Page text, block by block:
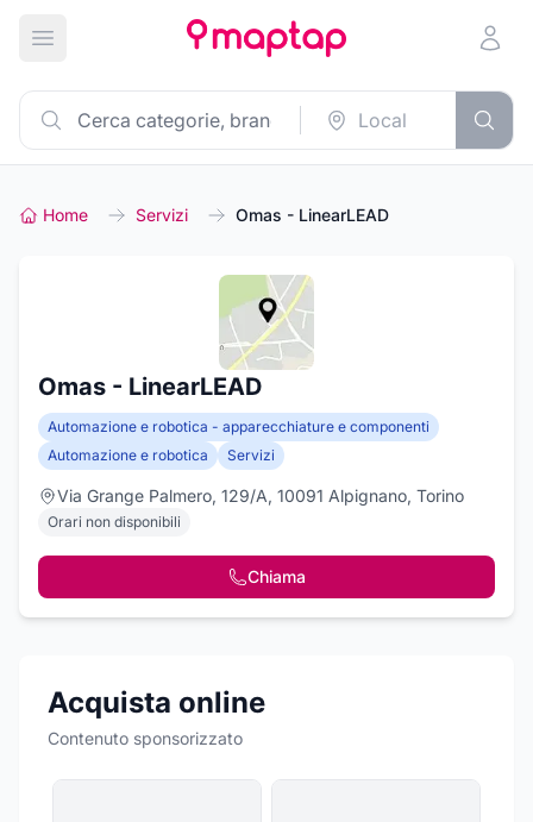
Apri menu principale
Home Servizi Omas - LinearLEAD
Omas - LinearLEAD
Automazione e robotica - apparecchiature e componenti
Automazione e robotica
Servizi
Via Grange Palmero, 129/A, 10091 Alpignano, Torino
Orari non disponibili
Chiama
Acquista online
Contenuto sponsorizzato